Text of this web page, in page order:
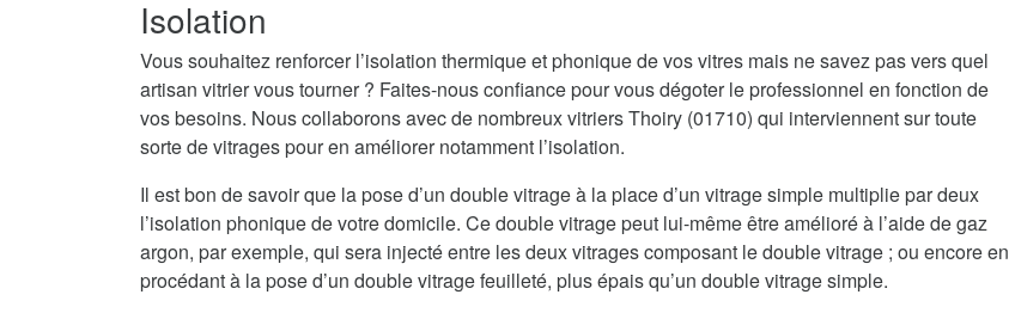
Isolation
Vous souhaitez renforcer l’isolation thermique et phonique de vos vitres mais ne savez pas vers quel
artisan vitrier vous tourner ? Faites-nous confiance pour vous dégoter le professionnel en fonction de
vos besoins. Nous collaborons avec de nombreux vitriers Thoiry (01710) qui interviennent sur toute
sorte de vitrages pour en améliorer notamment l’isolation.
Il est bon de savoir que la pose d’un double vitrage à la place d’un vitrage simple multiplie par deux
l’isolation phonique de votre domicile. Ce double vitrage peut lui-même être amélioré à l’aide de gaz
argon, par exemple, qui sera injecté entre les deux vitrages composant le double vitrage ; ou encore en
procédant à la pose d’un double vitrage feuilleté, plus épais qu’un double vitrage simple.